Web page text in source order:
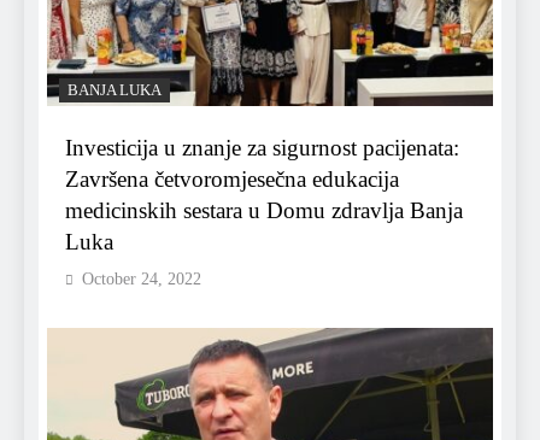
BANJA LUKA
Investicija u znanje za sigurnost pacijenata:
Završena četvoromjesečna edukacija
medicinskih sestara u Domu zdravlja Banja
Luka
October 24, 2022